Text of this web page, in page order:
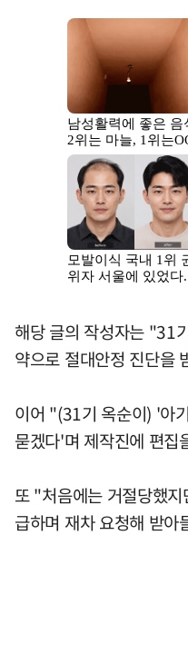
해당 글의 작성자는 "31
약으로 절대안정 진단을
이어 "(31기 옥순이) '아
묻겠다'며 제작진에 편집
또 "처음에는 거절당했
급하며 재차 요청해 받아